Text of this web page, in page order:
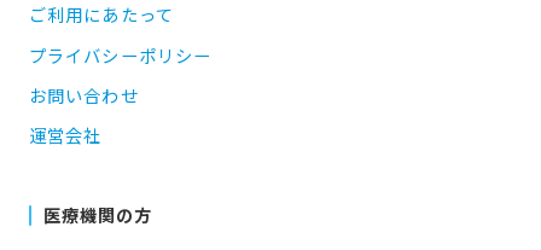
ご利用にあたって
プライバシーポリシー
お問い合わせ
運営会社
医療機関の方